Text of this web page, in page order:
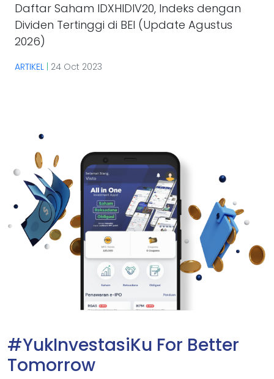
Daftar Saham IDXHIDIV20, Indeks dengan
Dividen Tertinggi di BEI (Update Agustus
2026)
ARTIKEL 24 Oct 2023
#YukInvestasiKu For Better
Tomorrow